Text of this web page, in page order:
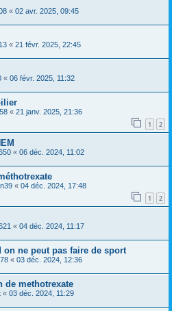
« 02 avr. 2025, 09:45
« 21 févr. 2025, 22:45
« 06 févr. 2025, 11:32
« 21 janv. 2025, 21:36
1 2
« 06 déc. 2024, 11:02
« 04 déc. 2024, 17:48
1 2
« 04 déc. 2024, 11:17
ne peut pas faire de sport
« 03 déc. 2024, 12:36
de methotrexate
« 03 déc. 2024, 11:29